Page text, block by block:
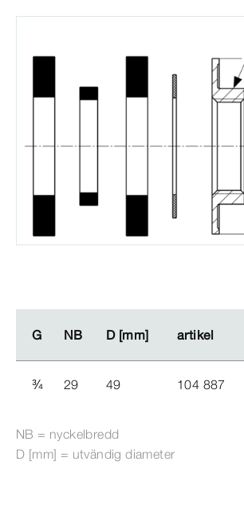
G NB D [mm] artikel
G NB D [mm] artikel
¾ 29 49 104 887
NB = nyckelbredd
D [mm] = utvändig diameter